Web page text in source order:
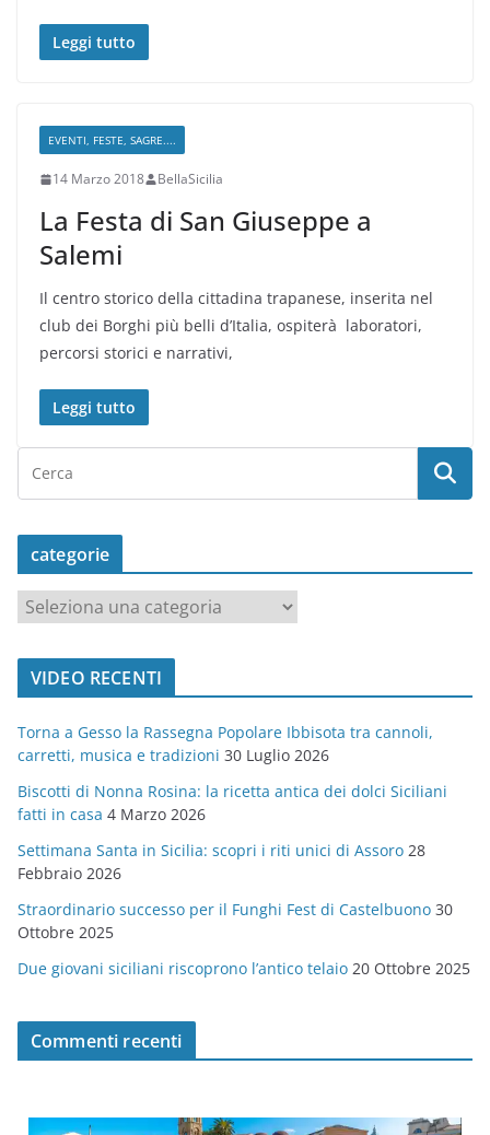
Leggi tutto
EVENTI, FESTE, SAGRE....
14 Marzo 2018 BellaSicilia
La Festa di San Giuseppe a
Salemi
Il centro storico della cittadina trapanese, inserita nel
club dei Borghi più belli d’Italia, ospiterà laboratori,
percorsi storici e narrativi,
Leggi tutto
categorie
t
o
r
i
e
VIDEO RECENTI
Torna a Gesso la Rassegna Popolare Ibbisota tra cannoli,
carretti, musica e tradizioni 30 Luglio 2026
Biscotti di Nonna Rosina: la ricetta antica dei dolci Siciliani
fatti in casa 4 Marzo 2026
Settimana Santa in Sicilia: scopri i riti unici di Assoro 28
Febbraio 2026
Straordinario successo per il Funghi Fest di Castelbuono 30
Ottobre 2025
Due giovani siciliani riscoprono l’antico telaio 20 Ottobre 2025
Commenti recenti